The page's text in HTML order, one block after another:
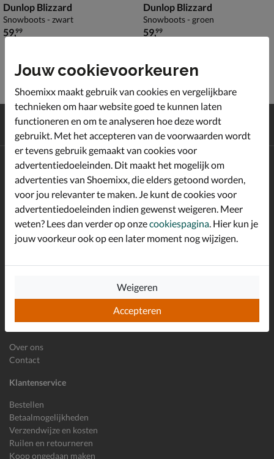
Dunlop Blizzard
Snowboots - zwart
€ 59,99
59,99
Dunlop Blizzard
Snowboots - groen
€ 59,99
59,99
Gratisverzending en retour*
Achteraf betalen
Shoemixx
Over ons
Contact
Klantenservice
Bestellen
Betaalmogelijkheden
Verzendwijze en kosten
Ruilen en retourneren
Koop ongedaan maken
Altijd op de hoogte zijn?
Schrijf je in voor de Shoemixx nieuwsbrief en ontvang €10,-
welkomstkorting!
E-mailadres
Jouw cookievoorkeuren
Shoemixx maakt gebruik van cookies en vergelijkbare
technieken om haar website goed te kunnen laten
functioneren en om te analyseren hoe deze wordt
gebruikt. Met het accepteren van de voorwaarden wordt
er tevens gebruik gemaakt van cookies voor
advertentiedoeleinden. Dit maakt het mogelijk om
advertenties van Shoemixx, die elders getoond worden,
voor jou relevanter te maken. Je kunt de cookies voor
advertentiedoeleinden indien gewenst weigeren. Meer
weten? Lees dan verder op onzecookiespagina . Hier kun je
jouw voorkeur ook op een later moment nog wijzigen.
Accepteren
Weigeren